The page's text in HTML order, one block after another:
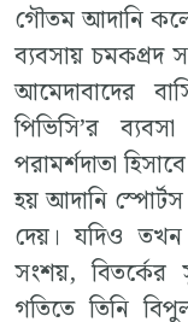
গৌতম আদানি
ব্যবসায় চমকপ্রদ
আমেদাবাদের
পিভিসি’র
পরামর্শদাতা
হয় আদানি
দেয়। যদিও তখন
সংশয়, বিতর্কের
গতিতে তিনি